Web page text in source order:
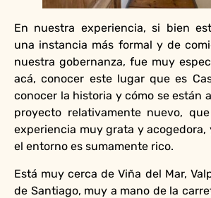
En nuestra experiencia, si bien
una instancia más formal y de
nuestra gobernanza, fue muy
acá, conocer este lugar que es
conocer la historia y cómo se están
proyecto relativamente nuevo,
experiencia muy grata y
el entorno es sumamente rico.
Está muy cerca de Viña del Mar,
de Santiago, muy a mano de la